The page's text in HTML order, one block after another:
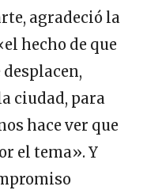
agradeció la
hecho de que
desplacen,
ciudad, para
hace ver que
el tema». Y